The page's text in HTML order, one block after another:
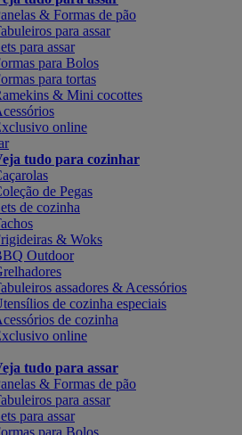
& Formas de pão
para assar
para assar
para Bolos
para tortas
& Mini cocottes
online
tudo para cozinhar
de Pegas
de cozinha
& Woks
Outdoor
assadores & Acessórios
de cozinha especiais
de cozinha
online
tudo para assar
& Formas de pão
para assar
para assar
para Bolos